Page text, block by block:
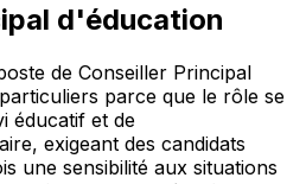
d'éducation
de Conseiller Principal
parce que le rôle se
éducatif et de
exigeant des candidats
une sensibilité aux situations